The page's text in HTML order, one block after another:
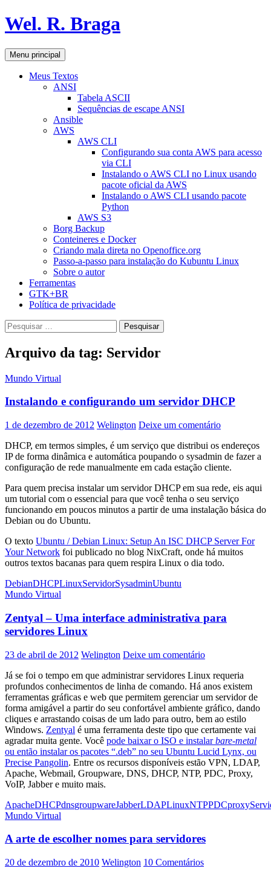
Pular
para
conteúdo
Wel. R. Braga
Pesquisar
Menu principal
Meus Textos
ANSI
Tabela ASCII
Sequências de escape ANSI
Ansible
AWS
AWS CLI
Configurando sua conta AWS para acesso
via CLI
Instalando o AWS CLI no Linux usando
pacote oficial da AWS
Instalando o AWS CLI usando pacote
Python
AWS S3
Borg Backup
Conteineres e Docker
Criando mala direta no Openoffice.org
Passo-a-passo para instalação do Kubuntu Linux
Sobre o autor
Ferramentas
GTK+BR
Política de privacidade
Pesquisar
por:
Arquivo da tag: Servidor
Mundo Virtual
Instalando e configurando um servidor DHCP
1 de dezembro de 2012 Welington Deixe um comentário
DHCP, em termos simples, é um serviço que distribui os endereços
IP de forma dinâmica e automática poupando o sysadmin de fazer a
configuração de rede manualmente em cada estação cliente.
Para quem precisa instalar um servidor DHCP em sua rede, eis aqui
um tutorial com o essencial para que você tenha o seu serviço
funcionando em poucos minutos a partir de uma instalação básica do
Debian ou do Ubuntu.
O texto Ubuntu / Debian Linux: Setup An ISC DHCP Server For
Your Network foi publicado no blog NixCraft, onde há muitos
outros textos bacanas para quem respira Linux o dia todo.
DebianDHCPLinuxServidorSysadminUbuntu
Mundo Virtual
Zentyal – Uma interface administrativa para
servidores Linux
23 de abril de 2012 Welington Deixe um comentário
Já se foi o tempo em que administrar servidores Linux requeria
profundos conhecimentos de linha de comando. Há anos existem
ferramentas gráficas e web que permitem gerenciar um servidor de
forma amigável a partir do seu confortável ambiente gráfico, dando
cliques e arrastando coisas de um lado para outro, bem ao estilo
Windows. Zentyal é uma ferramenta deste tipo que certamente vai
agradar muita gente. Você pode baixar o ISO e instalarbare-metal
ou então instalar os pacotes “.deb” no seu Ubuntu Lucid Lynx, ou
Precise Pangolin. Entre os recursos disponíveis estão VPN, LDAP,
Apache, Webmail, Groupware, DNS, DHCP, NTP, PDC, Proxy,
VoIP, Jabber e muito mais.
ApacheDHCPdnsgroupwareJabberLDAPLinuxNTPPDCproxy
Mundo Virtual
A arte de escolher nomes para servidores
20 de dezembro de 2010 Welington 10 Comentários